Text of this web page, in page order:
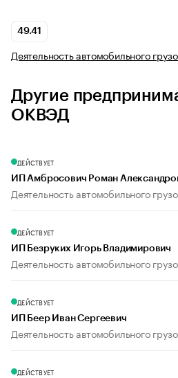
49.41
Деятельность автомобильного
Другие
ОКВЭД
ДЕЙСТВУЕТ
ИП Амбросович Роман
Деятельность автомобильного
ДЕЙСТВУЕТ
ИП Безруких Игорь Владимирович
Деятельность автомобильного
ДЕЙСТВУЕТ
ИП Беер Иван Сергеевич
Деятельность автомобильного
ДЕЙСТВУЕТ